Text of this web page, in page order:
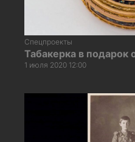
Спецпроекты
Табакерка в подарок
1 июля 2020 12:00